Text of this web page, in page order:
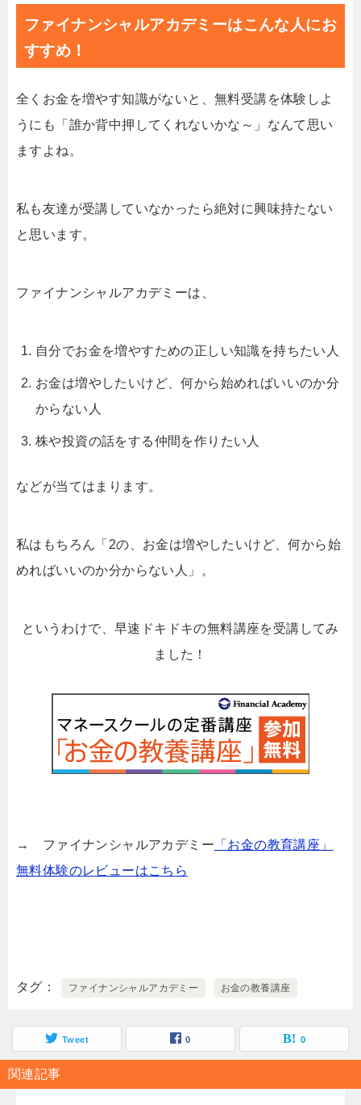
ファイナンシャルアカデミーはこんな人にお
すすめ！
全くお金を増やす知識がないと、無料受講を体験しよ
うにも「誰か背中押してくれないかな～」なんて思い
ますよね。
私も友達が受講していなかったら絶対に興味持たない
と思います。
ファイナンシャルアカデミーは、
自分でお金を増やすための正しい知識を持ちたい人
お金は増やしたいけど、何から始めればいいのか分
からない人
株や投資の話をする仲間を作りたい人
などが当てはまります。
私はもちろん「2の、お金は増やしたいけど、何から始
めればいいのか分からない人」。
というわけで、早速ドキドキの無料講座を受講してみ
ました！
→ ファイナンシャルアカデミー 「お金の教育講座」
無料体験のレビューはこちら
タグ ファイナンシャルアカデミー お金の教養講座
Tweet 0 0
関連記事